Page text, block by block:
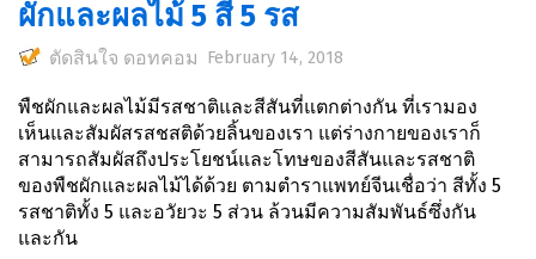
ผักและผลไม้ 5 สี 5 รส
ตัดสินใจ ดอทคอม February 14, 2018
พืชผักและผลไม้มีรสชาติและสีสันที่แตกต่างกัน ที่เรามอง
เห็นและสัมผัสรสชสติด้วยลิ้นของเรา แต่ร่างกายของเราก็
สามารถสัมผัสถึงประโยชน์และโทษของสีสันและรสชาติ
ของพืชผักและผลไม้ได้ด้วย ตามตำราแพทย์จีนเชื่อว่า สีทั้ง 5
รสชาติทั้ง 5 และอวัยวะ 5 ส่วน ล้วนมีความสัมพันธ์ซึ่งกัน
และกัน